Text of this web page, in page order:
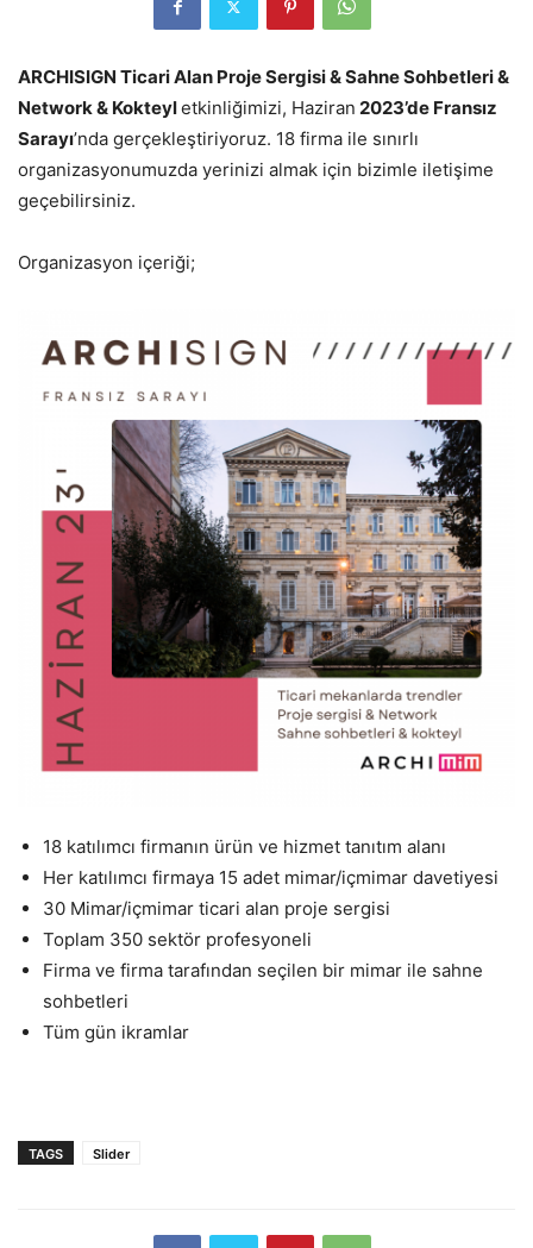
ARCHISIGN Ticari Alan Proje Sergisi & Sahne Sohbetleri &
Network & Kokteyletkinliğimizi, Haziran 2023’de Fransız
Sarayı’nda gerçekleştiriyoruz. 18 firma ile sınırlı
organizasyonumuzda yerinizi almak için bizimle iletişime
geçebilirsiniz.
Organizasyon içeriği;
18 katılımcı firmanın ürün ve hizmet tanıtım alanı
Her katılımcı firmaya 15 adet mimar/içmimar davetiyesi
30 Mimar/içmimar ticari alan proje sergisi
Toplam 350 sektör profesyoneli
Firma ve firma tarafından seçilen bir mimar ile sahne
sohbetleri
Tüm gün ikramlar
TAGS Slider